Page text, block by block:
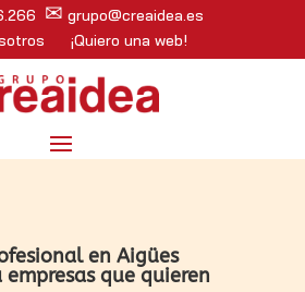
✉ grupo@creaidea.es
¡Quiero una web!
en Aigües
que quieren